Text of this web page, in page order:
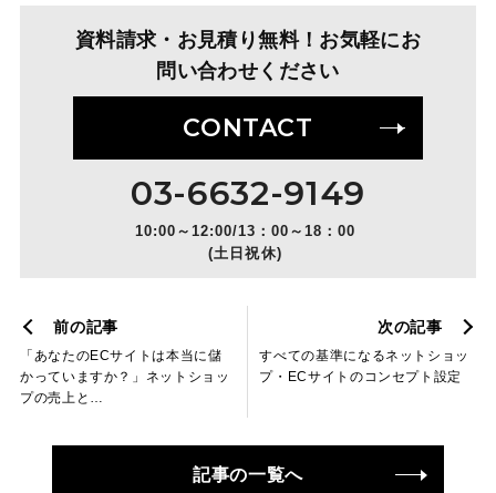
資料請求・お見積り無料！お気軽にお
問い合わせください
CONTACT
03-6632-9149
10:00～12:00/13：00～18：00
(土日祝休)
前の記事
「あなたのECサイトは本当に儲
かっていますか？」ネットショッ
プの売上と…
次の記事
すべての基準になるネットショッ
プ・ECサイトのコンセプト設定
記事の一覧へ